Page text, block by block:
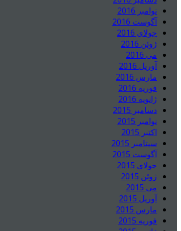
نوامبر 2016
آگوست 2016
جولای 2016
ژوئن 2016
می 2016
آوریل 2016
مارس 2016
فوریه 2016
ژانویه 2016
دسامبر 2015
نوامبر 2015
اکتبر 2015
سپتامبر 2015
آگوست 2015
جولای 2015
ژوئن 2015
می 2015
آوریل 2015
مارس 2015
فوریه 2015